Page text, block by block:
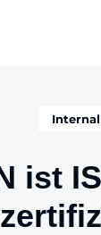
Internal
ist